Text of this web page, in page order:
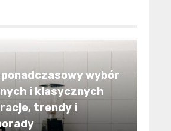
ponadczasowy wybór
i klasycznych
trendy i